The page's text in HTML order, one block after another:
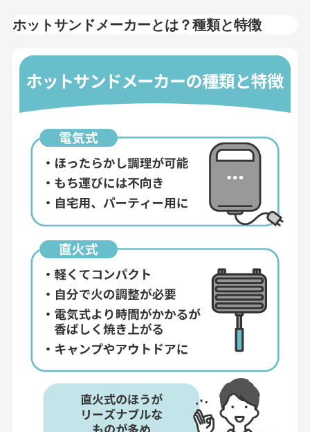
ホットサンドメーカーとは？種類と特徴